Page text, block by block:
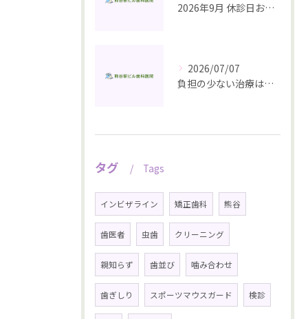
2026年9月 休診日お知らせ
2026/07/07
負担の少ない治療は、予防から始まる
タグ Tags
インビザライン 矯正歯科 熊谷
歯医者 虫歯 クリーニング
親知らず 歯並び 噛み合わせ
歯ぎしり スポーツマウスガード 検診